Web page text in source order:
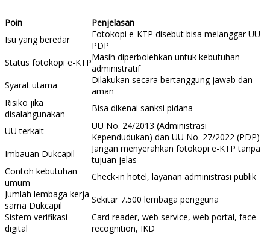
Poin
Penjelasan
Isu yang beredar
Fotokopi e-KTP disebut bisa melanggar UU
PDP
Status fotokopi e-KTPMasih diperbolehkan untuk kebutuhan
administratif
Syarat utama
Dilakukan secara bertanggung jawab dan
aman
Risiko jika
disalahgunakan
Bisa dikenai sanksi pidana
UU terkait
UU No. 24/2013 (Administrasi
Kependudukan) dan UU No. 27/2022 (PDP)
Imbauan Dukcapil
Jangan menyerahkan fotokopi e-KTP tanpa
tujuan jelas
Contoh kebutuhan
umum
Check-in hotel, layanan administrasi publik
Jumlah lembaga kerja
sama Dukcapil
Sekitar 7.500 lembaga pengguna
Sistem verifikasi
digital
Card reader, web service, web portal, face
recognition, IKD